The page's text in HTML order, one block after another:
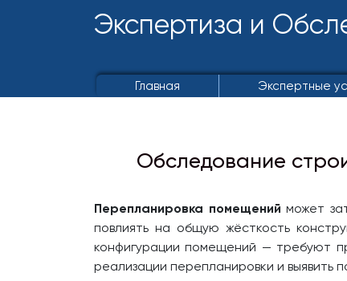
Экспертиза и
Главная Экспертные
Обследование
Перепланировка помещений может
повлиять на общую жёсткость
конфигурации помещений — требуют
реализации перепланировки и выявить